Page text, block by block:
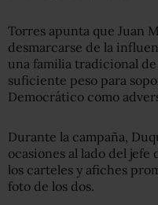
Torres apunta que Juan
desmarcarse de la
una familia tradicional
suficiente peso para
Democrático como
Durante la campaña,
ocasiones al lado del
los carteles y afiches
foto de los dos.